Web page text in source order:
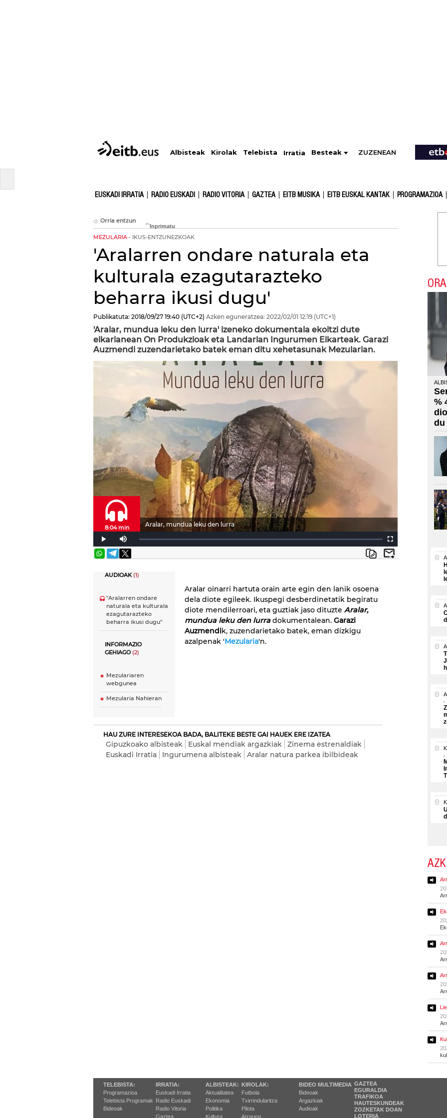
Albisteak Kirolak Telebista Irratia Besteak ZUZENEAN
EUSKADI IRRATIA RADIO EUSKADI RADIO VITORIA GAZTEA EITB MUSIKA EITB EUSKAL KANTAK PROGRAMAZIOA
Orria entzun
MEZULARIA IKUS-ENTZUNEZKOAK
'Aralarren ondare naturala eta
kulturala ezagutarazteko
beharra ikusi dugu'
Publikatuta: 2018/09/27 19:40 (UTC+2) Azken eguneratzea: 2022/02/01 12:19 (UTC+1)
'Aralar, mundua leku den lurra' izeneko dokumentala ekoitzi dute
elkarlanean On Produkzioak eta Landarlan Ingurumen Elkarteak. Garazi
Auzmendi zuzendarietako batek eman ditu xehetasunak Mezularian.
Aralar, mundua leku den lurra
8:04 min
AUDIOAK(1)
"Aralarren ondare
naturala eta kulturala
ezagutarazteko
beharra ikusi dugu"
INFORMAZIO
GEHIAGO(2)
Mezulariaren
webgunea
Mezularia Nahieran
Aralar oinarri hartuta orain arte egin den lanik osoena
dela diote egileek. Ikuspegi desberdinetatik begiratu
diote mendilerroari, eta guztiak jaso dituzte Aralar,
mundua leku den lurradokumentalean. Garazi
Auzmendik, zuzendarietako batek, eman dizkigu
azalpenak 'Mezularia'n.
HAU ZURE INTERESEKOA BADA, BALITEKE BESTE GAI HAUEK ERE IZATEA
Gipuzkoako albisteak Euskal mendiak argazkiak
Zinema estrenaldiak
Euskadi Irratia
Ingurumena albisteak Aralar natura parkea ibilbideak
%
du
TELEBISTA:
Programazioa
Telebista Programak
Bideoak
IRRATIA:
Euskadi Irratia
Radio Euskadi
Radio Vitoria
Gaztea
ALBISTEAK:
Aktualitatea
Ekonomia
Politika
Kultura
KIROLAK:
Futbola
Txirrindularitza
Pilota
Arrauna
BIDEO MULTIMEDIA
Bideoak
Argazkiak
Audioak
GAZTEA
EGURALDIA
TRAFIKOA
HAUTESKUNDEAK
ZOZKETAK DOAN
LOTERIA